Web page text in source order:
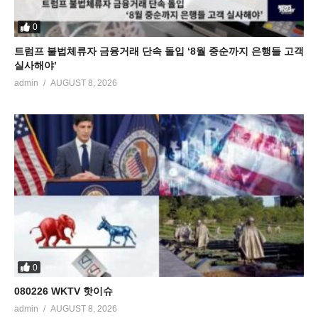
0
트럼프 불법체류자 금융거래 단속 돌입 ‘8월 중순까지 은행들 고객
실사해야’
admin AUGUST 8, 2026
0
080226 WKTV 핫이슈
admin AUGUST 8, 2026